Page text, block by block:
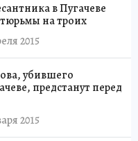
в Пугачеве
тюрьмы на троих
2015
убившего
предстанут перед
2015